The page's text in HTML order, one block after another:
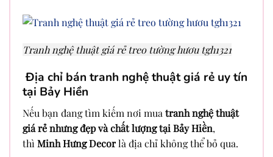
Tranh nghệ thuật giá rẻ treo tường hươu tgh1321
Địa chỉ bán tranh nghệ thuật giá rẻ uy tín
tại Bảy Hiền
Nếu bạn đang tìm kiếm nơi mua tranh nghệ thuật
giá rẻ nhưng đẹp và chất lượng tại Bảy Hiền,
thì Minh Hưng Decorlà địa chỉ không thể bỏ qua.